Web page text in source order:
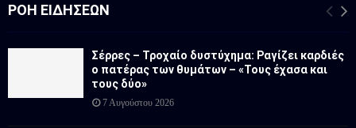
ΡΟΉ ΕΙΔΉΣΕΩΝ
Σέρρες – Τροχαίο δυστύχημα: Ραγίζει καρδιές
ο πατέρας των θυμάτων – «Τους έχασα και
τους δύο»
7 Αυγούστου 2026